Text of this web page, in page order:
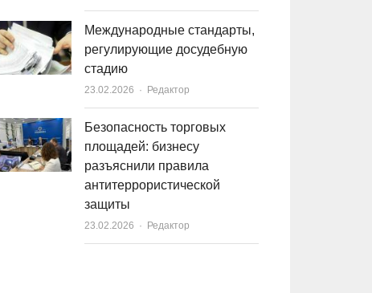
Международные стандарты,
регулирующие досудебную
стадию
23.02.2026 Author
Редактор
Безопасность торговых
площадей: бизнесу
разъяснили правила
антитеррористической
защиты
23.02.2026 Author
Редактор